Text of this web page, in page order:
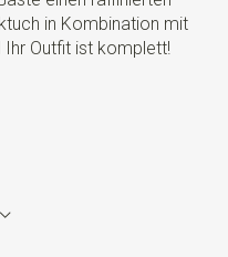
in Kombination mit
Outfit ist komplett!